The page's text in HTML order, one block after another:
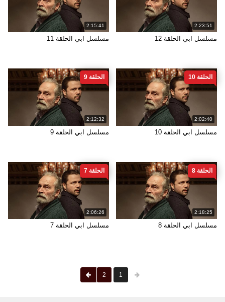
2:23:51
مسلسل ابي الحلقة 12
2:15:41
مسلسل ابي الحلقة 11
2:02:40
الحلقة 10
مسلسل ابي الحلقة 10
2:12:32
الحلقة 9
مسلسل ابي الحلقة 9
2:18:25
الحلقة 8
مسلسل ابي الحلقة 8
2:06:26
الحلقة 7
مسلسل ابي الحلقة 7
1
2